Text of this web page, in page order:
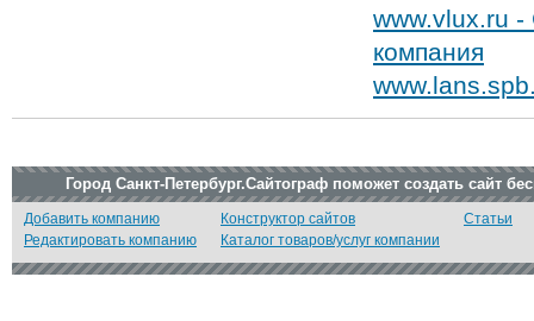
www.vlux.ru -
компания
Город Санкт-Петербург.Сайтограф поможет создать сайт
Добавить компанию
Редактировать компанию
Конструктор сайтов
Каталог товаров/услуг компании
Статьи